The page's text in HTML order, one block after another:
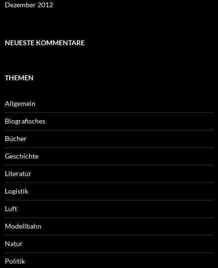
Dezember 2012
NEUESTE KOMMENTARE
THEMEN
Allgemein
Biografisches
Bücher
Geschichte
Literatur
Logistik
Luft
Modellbahn
Natur
Politik